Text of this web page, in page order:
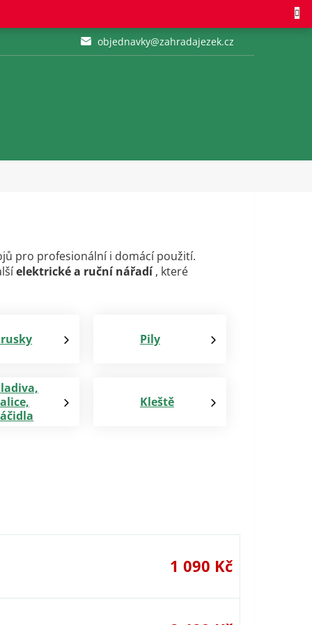
objednavky@zahradajezek.cz
pro profesionální i domácí použití.
elektrické a ruční nářadí, které
Pily
Kleště
1 090 Kč